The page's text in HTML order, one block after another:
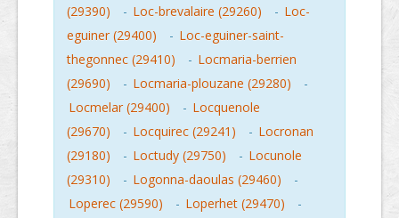
(29390)
- Loc-brevalaire (29260) - Loc-
eguiner (29400)
- Loc-eguiner-saint-
thegonnec (29410)
- Locmaria-berrien
(29690)
- Locmaria-plouzane (29280)
-
Locmelar (29400)
- Locquenole
(29670)
- Locquirec (29241) - Locronan
(29180)
- Loctudy (29750) - Locunole
(29310)
- Logonna-daoulas (29460)
-
Loperec (29590)
- Loperhet (29470)
-